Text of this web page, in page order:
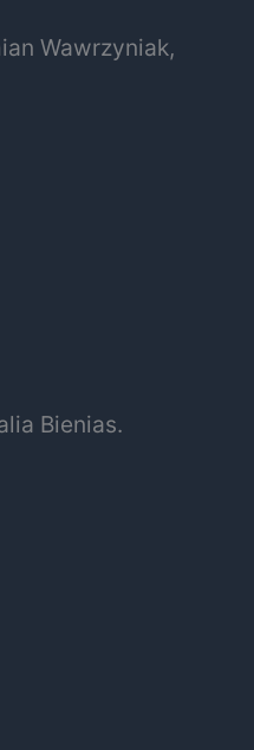
Wawrzyniak,
Bienias.